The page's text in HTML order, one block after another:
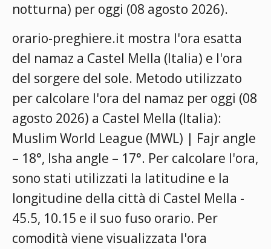
notturna) per oggi (08 agosto 2026).
orario-preghiere.it mostra l'ora esatta
del namaz a Castel Mella (Italia) e l'ora
del sorgere del sole. Metodo utilizzato
per calcolare l'ora del namaz per oggi (08
agosto 2026) a Castel Mella (Italia):
Muslim World League (MWL) | Fajr angle
– 18°, Isha angle – 17°. Per calcolare l'ora,
sono stati utilizzati la latitudine e la
longitudine della città di Castel Mella -
45.5, 10.15 e il suo fuso orario. Per
comodità viene visualizzata l'ora